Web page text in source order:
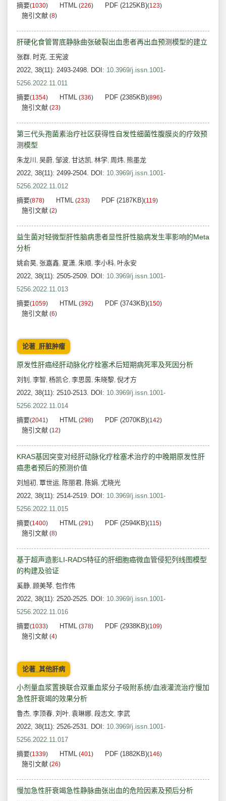
摘要(1030) HTML (226) PDF (2125KB)(123)
施引文献 (8)
肝硬化食管胃底静脉曲张破裂出血患者再出血预测模型的建立
张群, 时克, 王宪波
2022, 38(11): 2493-2498. DOI: 10.3969/j.issn.1001-
5256.2022.11.011
摘要(1354) HTML (336) PDF (2385KB)(896)
施引文献 (23)
第三代头孢菌素治疗社区获得性自发性细菌性腹膜炎的疗效预
测模型
朱龙川 , 吴蔚, 邹波, 甘达凯, 林学, 周炜, 熊墨龙
2022, 38(11): 2499-2504. DOI: 10.3969/j.issn.1001-
5256.2022.11.012
摘要(878) HTML (233) PDF (2187KB)(119)
施引文献 (2)
益生菌对轻微型肝性脑病患者显性肝性脑病发生率影响的Meta
分析
姚俞昊, 张嘉鑫, 夏潇, 朱顺, 李小科, 叶永安
2022, 38(11): 2505-2509. DOI: 10.3969/j.issn.1001-
5256.2022.11.013
摘要(1059) HTML (392) PDF (3743KB)(150)
施引文献 (6)
论著_肝脏肿瘤
原发性肝癌经肝动脉化疗栓塞术后短期病死率及死因分析
刘钊 , 李智, 杨凯仑, 李思茵, 朱晓黎, 倪才方
2022, 38(11): 2510-2513. DOI: 10.3969/j.issn.1001-
5256.2022.11.014
摘要(2041) HTML (298) PDF (2070KB)(142)
施引文献 (12)
KRAS基因突变对经肝动脉化疗栓塞术治疗的中晚期原发性肝
癌患者预后的预测价值
刘旭初, 覃世运, 陈丽君, 陈娟, 尤晓光
2022, 38(11): 2514-2519. DOI: 10.3969/j.issn.1001-
5256.2022.11.015
摘要(1400) HTML (291) PDF (2594KB)(115)
施引文献 (8)
基于超声造影LI-RADS特征的肝细胞癌微血管侵犯列线图模型
的构建及验证
奚静, 顾美琴, 包作伟
2022, 38(11): 2520-2525. DOI: 10.3969/j.issn.1001-
5256.2022.11.016
摘要(1033) HTML (378) PDF (2938KB)(109)
施引文献 (4)
论著_其他肝病
小剂量血浆置换联合双重血浆分子吸附系统/血液灌流治疗慢加
急性肝衰竭的效果分析
鲁杰, 李顶春, 刘叶, 袁琳娜, 段志文, 李武
2022, 38(11): 2526-2531. DOI: 10.3969/j.issn.1001-
5256.2022.11.017
摘要(1339) HTML (401) PDF (1882KB)(146)
施引文献 (26)
慢加急性肝衰竭急性静脉曲张出血的危险因素及预后分析